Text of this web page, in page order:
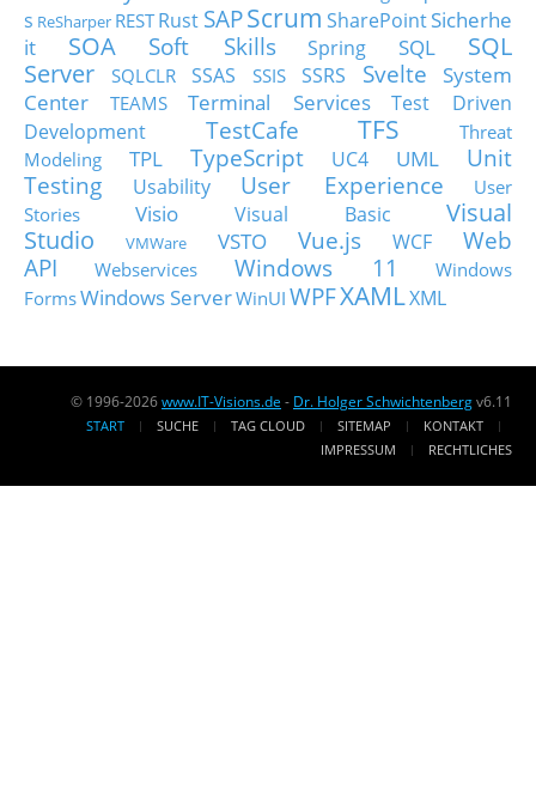
s ReSharper RESTRust SAPScrum SharePointSicherhe
it
SOA Soft Skills Spring SQL
SQL
Server
SQLCLR SSAS SSIS SSRS Svelte
System
Center
TEAMS Terminal Services
Test Driven
Development
TestCafe TFS
Threat
Modeling
TPL TypeScript UC4 UML
Unit
Testing
Usability User Experience
User
Stories
Visio Visual Basic
Visual
Studio
VMWare VSTO Vue.js WCF
Web
API
Webservices Windows 11
Windows
FormsWindows ServerWinUI WPFXAMLXML
© 1996-2026www.IT-Visions.de - Dr. Holger Schwichtenbergv6.11
START SUCHE TAG CLOUD SITEMAP
KONTAKT
IMPRESSUM
RECHTLICHES